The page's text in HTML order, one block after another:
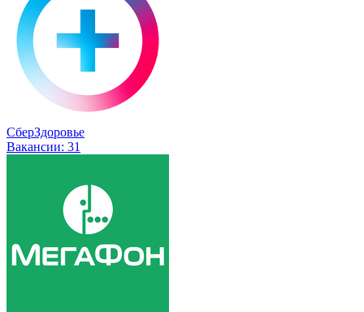
СберЗдоровье
Вакансии: 31